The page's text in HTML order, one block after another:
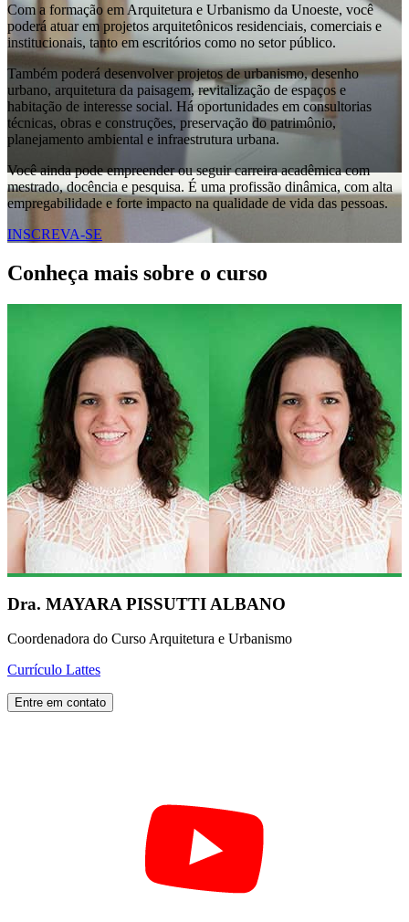
Com a formação em Arquitetura e Urbanismo da Unoeste, você
poderá atuar em projetos arquitetônicos residenciais, comerciais e
institucionais, tanto em escritórios como no setor público.
Também poderá desenvolver projetos de urbanismo, desenho
urbano, arquitetura da paisagem, revitalização de espaços e
habitação de interesse social. Há oportunidades em consultorias
técnicas, obras e construções, preservação do patrimônio,
planejamento ambiental e infraestrutura urbana.
Você ainda pode empreender ou seguir carreira acadêmica com
mestrado, docência e pesquisa. É uma profissão dinâmica, com alta
empregabilidade e forte impacto na qualidade de vida das pessoas.
INSCREVA-SE
Conheça mais sobre o curso
Dra. MAYARA PISSUTTI ALBANO
Coordenadora do Curso Arquitetura e Urbanismo
Currículo Lattes
Entre em contato